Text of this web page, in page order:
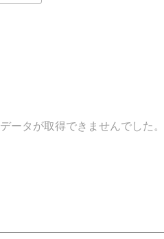
データが取得できませんでした